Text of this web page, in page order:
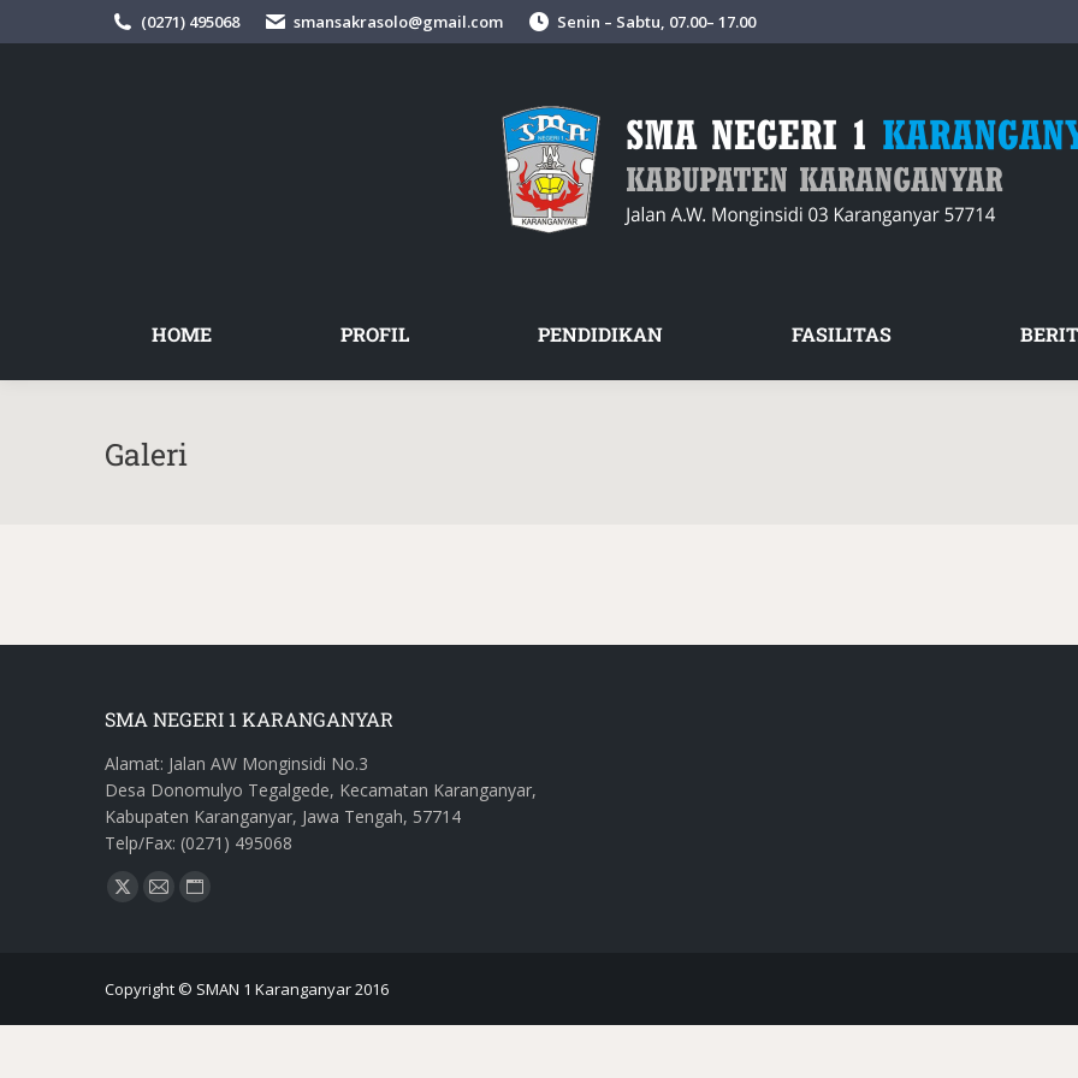
(0271) 495068 smansakrasolo@gmail.com Senin – Sabtu, 07.00– 17.00
HOME PROFIL PENDIDIKAN FASILITAS
Galeri
SMA NEGERI 1 KARANGANYAR
Alamat: Jalan AW Monginsidi No.3
Desa Donomulyo Tegalgede, Kecamatan Karanganyar,
Kabupaten Karanganyar, Jawa Tengah, 57714
Telp/Fax: (0271) 495068
Find us on:
Copyright © SMAN 1 Karanganyar 2016